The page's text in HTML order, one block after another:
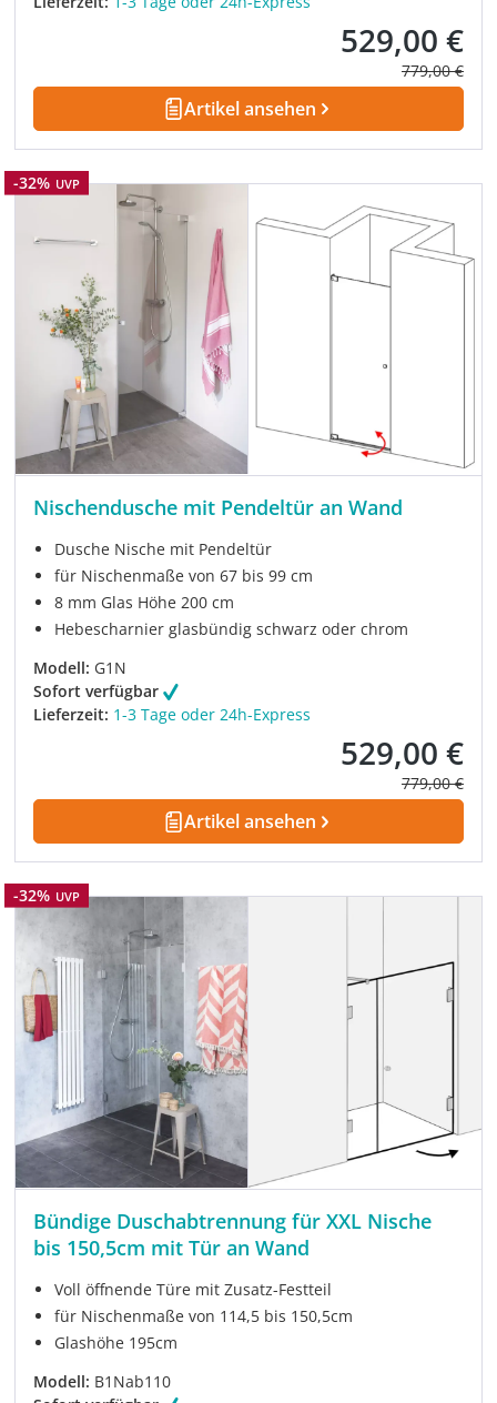
Verkaufspreis:
529,00 €
Regulärer
779,00 €
Artikel ansehen
Rabatt
-32% UVP
Nischendusche mit Pendeltür an Wand
Dusche Nische mit Pendeltür
für Nischenmaße von 67 bis 99 cm
8 mm Glas Höhe 200 cm
Hebescharnier glasbündig schwarz oder chrom
Modell: G1N
Sofort verfügbar
Lieferzeit: 1-3 Tage oder 24h-Express
Verkaufspreis:
529,00 €
Regulärer
779,00 €
Artikel ansehen
Rabatt
-32% UVP
Bündige Duschabtrennung für XXL Nische
bis 150,5cm mit Tür an Wand
Voll öffnende Türe mit Zusatz-Festteil
für Nischenmaße von 114,5 bis 150,5cm
Glashöhe 195cm
Modell: B1Nab110